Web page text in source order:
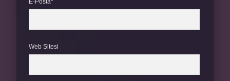
E-Posta*
Web Sitesi